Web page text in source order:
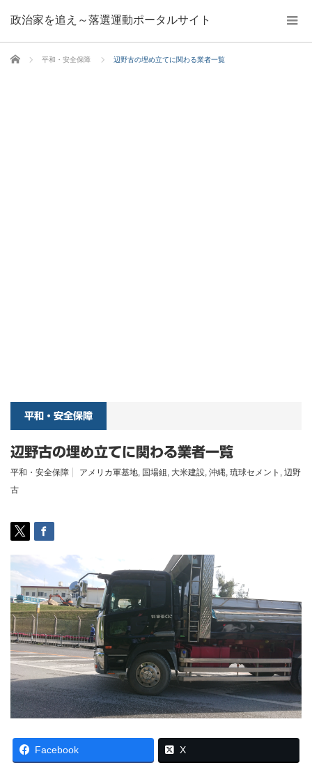
政治家を追え～落選運動ポータルサイト
ホーム 平和・安全保障 辺野古の埋め立てに関わる業者一覧
平和・安全保障
辺野古の埋め立てに関わる業者一覧
平和・安全保障 アメリカ軍基地, 国場組 , 大米建設, 沖縄, 琉球セメント , 辺野
古
Facebook X